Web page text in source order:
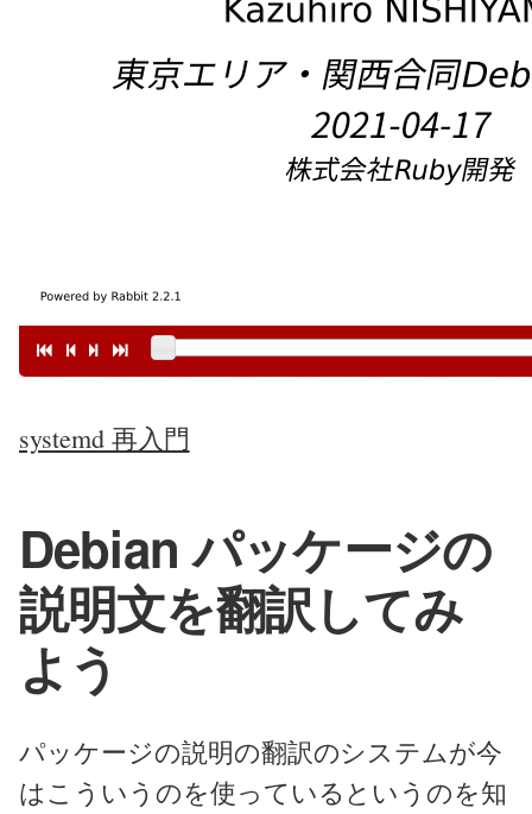
systemd 再入門
Debian パッケージの
説明文を翻訳してみ
よう
パッケージの説明の翻訳のシステムが今
はこういうのを使っているというのを知